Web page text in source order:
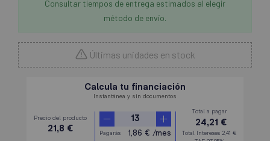
Consultar tiempos de entrega estimados al elegir
método de envío.
Últimas unidades en stock